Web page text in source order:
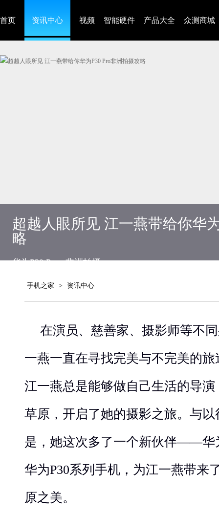
首页 资讯中心 视频 智能硬件 产品大全 众测商城
超越人眼所见 江一燕带给你华
略
华为P30 Pro 非洲拍摄
手机之家 > 资讯中心
在演员、慈善家、摄影师等不
一燕一直在寻找完美与不完美的
江一燕总是能够做自己生活的导
草原，开启了她的摄影之旅。与
是，她这次多了一个新伙伴——华
华为P30系列手机，为江一燕带来
原之美。